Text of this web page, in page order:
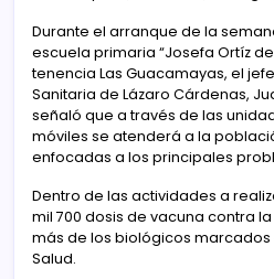
Durante el arranque de la
escuela primaria “Josefa Ortíz
tenencia Las Guacamayas, el
Sanitaria de Lázaro Cárdenas,
señaló que a través de las
móviles se atenderá a la
enfocadas a los principales
Dentro de las actividades a
mil 700 dosis de vacuna contra
más de los biológicos marcados
Salud.